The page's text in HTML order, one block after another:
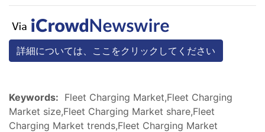
詳細については、ここをクリックしてください
Keywords: Fleet Charging Market,Fleet Charging
Market size,Fleet Charging Market share,Fleet
Charging Market trends,Fleet Charging Market